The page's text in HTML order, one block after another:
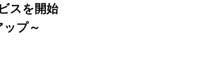
スを開始
プ～